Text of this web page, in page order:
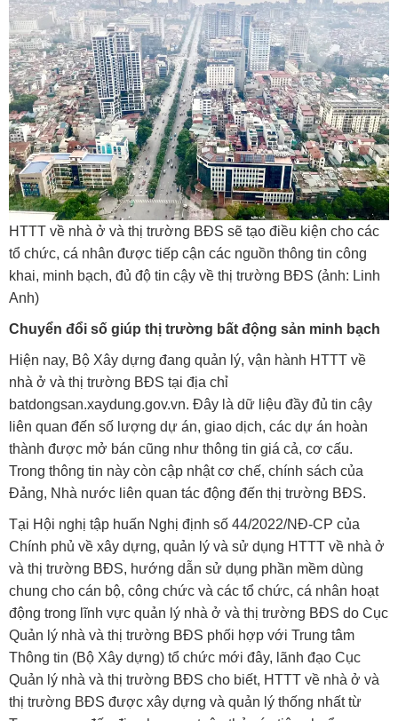
HTTT về nhà ở và thị trường BĐS sẽ tạo điều kiện cho các
tổ chức, cá nhân được tiếp cận các nguồn thông tin công
khai, minh bạch, đủ độ tin cậy về thị trường BĐS (ảnh: Linh
Anh)
Chuyển đổi số giúp thị trường bất động sản minh bạch
Hiện nay, Bộ Xây dựng đang quản lý, vận hành HTTT về
nhà ở và thị trường BĐS tại địa chỉ
batdongsan.xaydung.gov.vn. Đây là dữ liệu đầy đủ tin cậy
liên quan đến số lượng dự án, giao dịch, các dự án hoàn
thành được mở bán cũng như thông tin giá cả, cơ cấu.
Trong thông tin này còn cập nhật cơ chế, chính sách của
Đảng, Nhà nước liên quan tác động đến thị trường BĐS.
Tại Hội nghị tập huấn Nghị định số 44/2022/NĐ-CP của
Chính phủ về xây dựng, quản lý và sử dụng HTTT về nhà ở
và thị trường BĐS, hướng dẫn sử dụng phần mềm dùng
chung cho cán bộ, công chức và các tổ chức, cá nhân hoạt
động trong lĩnh vực quản lý nhà ở và thị trường BĐS do Cục
Quản lý nhà và thị trường BĐS phối hợp với Trung tâm
Thông tin (Bộ Xây dựng) tổ chức mới đây, lãnh đạo Cục
Quản lý nhà và thị trường BĐS cho biết, HTTT về nhà ở và
thị trường BĐS được xây dựng và quản lý thống nhất từ